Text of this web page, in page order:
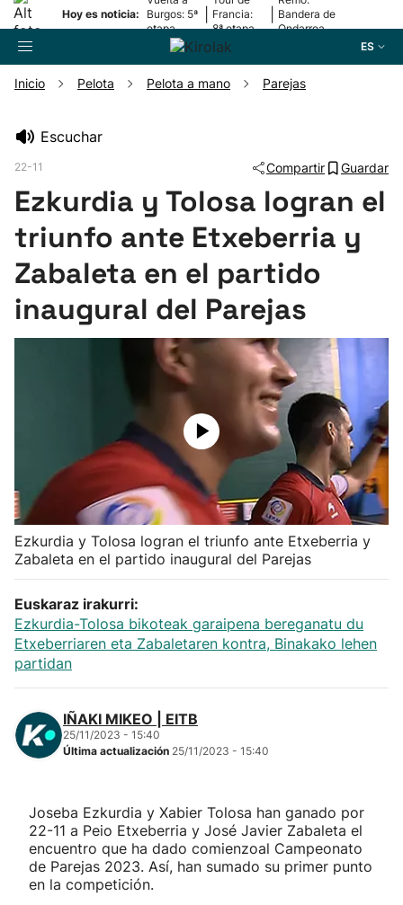
Hoy es noticia:
Burgos: 5ª
etapa
Francia:
8ª etapa
Bandera de
Ondarroa
ES
Pelota
Remo
Baloncesto
Balonmano
Kirolak 360
Atletismo
Carreras de montaña
Más deportes
"Helmuga"
Inicio Pelota Pelota a mano Parejas
Escuchar
22-11 Compartir Guardar
Ezkurdia y Tolosa logran el
triunfo ante Etxeberria y
Zabaleta en el partido
inaugural del Parejas
Ezkurdia y Tolosa logran el triunfo ante Etxeberria y
Zabaleta en el partido inaugural del Parejas
Euskaraz irakurri:
Ezkurdia-Tolosa bikoteak garaipena bereganatu du
Etxeberriaren eta Zabaletaren kontra, Binakako lehen
partidan
IÑAKI MIKEO | EITB
25/11/2023 - 15:40
Última actualización 25/11/2023 - 15:40
Joseba Ezkurdia y Xabier Tolosa han ganado por
22-11 a Peio Etxeberria y José Javier Zabaleta el
encuentro que ha dado comienzoal Campeonato
de Parejas 2023. Así, han sumado su primer punto
en la competición.